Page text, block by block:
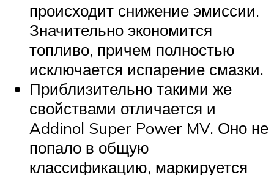
происходит снижение эмиссии.
Значительно экономится
топливо, причем полностью
исключается испарение смазки.
Приблизительно такими же
свойствами отличается и
Addinol Super Power MV. Оно не
попало в общую
классификацию, маркируется